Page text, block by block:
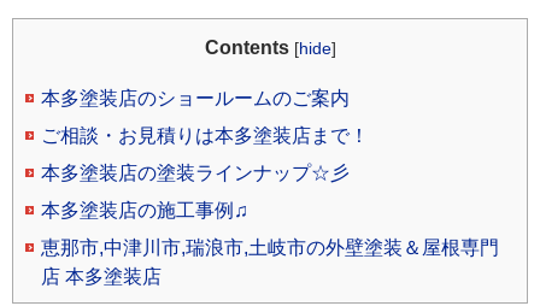
Contents [hide]
本多塗装店のショールームのご案内
ご相談・お見積りは本多塗装店まで！
本多塗装店の塗装ラインナップ☆彡
本多塗装店の施工事例♫
恵那市,中津川市,瑞浪市,土岐市の外壁塗装＆屋根専門
店 本多塗装店